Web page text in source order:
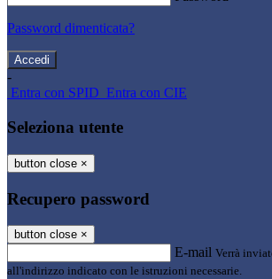
Password dimenticata?
-
Entra con SPID Entra con CIE
Seleziona utente
button close ×
Recupero password
button close ×
E-mail Verrà
all'indirizzo indicato con le istruzioni necessarie.